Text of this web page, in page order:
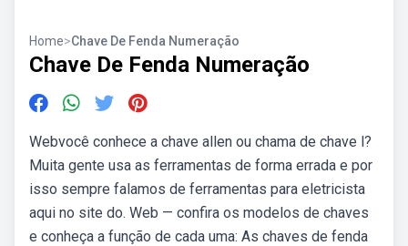
Home>Chave De Fenda Numeração
Chave De Fenda Numeração
Webvocê conhece a chave allen ou chama de chave l?
Muita gente usa as ferramentas de forma errada e por
isso sempre falamos de ferramentas para eletricista
aqui no site do. Web — confira os modelos de chaves
e conheça a função de cada uma: As chaves de fenda